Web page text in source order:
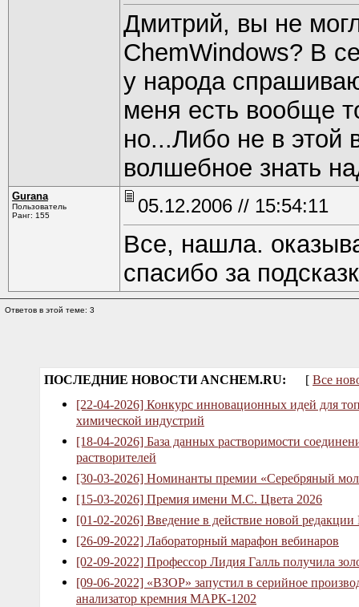
Дмитрий, вы не
ChemWindows? В
у народа
меня есть вообще
но...Либо не в этой
волшебное знать
Gurana
Пользователь
Ранг: 155
05.12.2006 // 15:54:11
Все, нашла.
спасибо за
Ответов в этой теме: 3
ПОСЛЕДНИЕ НОВОСТИ ANCHEM.RU: [ Все
[22-04-2026] Конкурс инновационных идей для
химической индустрий
[18-04-2026] База данных растворимости
растворителей
[30-03-2026] Номинанты премии «Серебряный
[15-03-2026] Премия имени М.С. Цвета 2026
[01-02-2026] Введение в действие новой
[26-09-2022] Лабораторный марафон вебинаров
[02-09-2022] Профессор Лидия Галль получила
[09-06-2022] «ВЗОР» запустил в серийное
анализатор кремния МАРК-1202